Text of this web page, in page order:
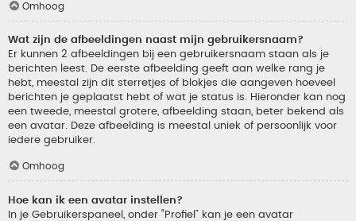
Omhoog
Wat zijn de afbeeldingen naast mijn gebruikersnaam?
Er kunnen 2 afbeeldingen bij een gebruikersnaam staan als je
berichten leest. De eerste afbeelding geeft aan welke rang je
hebt, meestal zijn dit sterretjes of blokjes die aangeven hoeveel
berichten je geplaatst hebt of wat je status is. Hieronder kan nog
een tweede, meestal grotere, afbeelding staan, beter bekend als
een avatar. Deze afbeelding is meestal uniek of persoonlijk voor
iedere gebruiker.
Omhoog
Hoe kan ik een avatar instellen?
In je Gebruikerspaneel, onder “Profiel” kan je een avatar